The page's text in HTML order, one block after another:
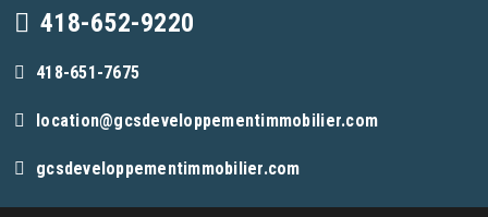
418-652-9220
418-651-7675
location@gcsdeveloppementimmobilier.com
gcsdeveloppementimmobilier.com